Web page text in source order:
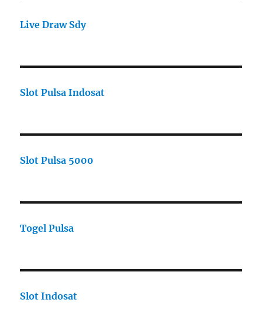
Live Draw Sdy
Slot Pulsa Indosat
Slot Pulsa 5000
Togel Pulsa
Slot Indosat